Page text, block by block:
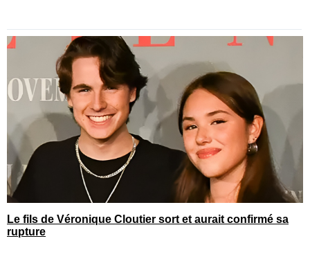
Le fils de Véronique Cloutier sort et aurait confirmé sa
rupture